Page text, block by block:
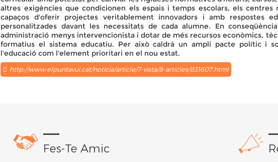
altres exigències que condicionen els espais i temps escolars, els centres
capaços d'oferir projectes veritablement innovadors i amb respostes
personalitzades davant les necessitats de cada alumne. En
administració menys intervencionista i dotar de més recursos econòmics,
formatius el sistema educatiu. Per això caldrà un ampli pacte polític i
l'educació com l'element prioritari en el nou estat.
http://www.elpuntavui.cat/noticia/article/7-vista/8-articles/831607.html
Fes-Te Amic